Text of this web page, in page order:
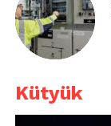
Kütyük